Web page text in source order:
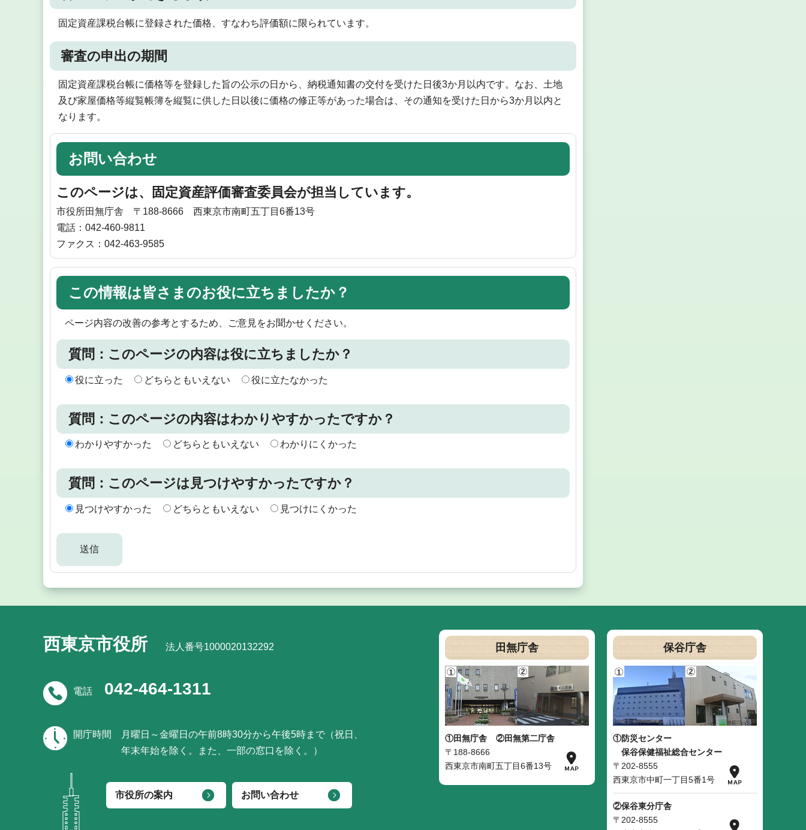
固定資産課税台帳に登録された価格、すなわち評価額に限られています。
審査の申出の期間
固定資産課税台帳に価格等を登録した旨の公示の日から、納税通知書の交付を受けた日後3か月以内です。なお、土地
及び家屋価格等縦覧帳簿を縦覧に供した日以後に価格の修正等があった場合は、その通知を受けた日から3か月以内と
なります。
お問い合わせ
このページは、固定資産評価審査委員会が担当しています。
市役所田無庁舎 〒188-8666 西東京市南町五丁目6番13号
電話：042-460-9811
ファクス：042-463-9585
この情報は皆さまのお役に立ちましたか？
ページ内容の改善の参考とするため、ご意見をお聞かせください。
質問：このページの内容は役に立ちましたか？
役に立った どちらともいえない 役に立たなかった
質問：このページの内容はわかりやすかったですか？
わかりやすかった どちらともいえない わかりにくかった
質問：このページは見つけやすかったですか？
見つけやすかった どちらともいえない 見つけにくかった
西東京市役所 法人番号1000020132292
電話 042-464-1311
開庁時間
月曜日～金曜日の午前8時30分から午後5時まで（祝日、
年末年始を除く。また、一部の窓口を除く。）
市役所の案内 お問い合わせ
田無庁舎
①田無庁舎
②田無第二庁舎
〒188-8666
西東京市南町五丁目6番13号
保谷庁舎
①防災センター
保谷保健福祉総合センター
〒202-8555
西東京市中町一丁目5番1号
②保谷東分庁舎
〒202-8555